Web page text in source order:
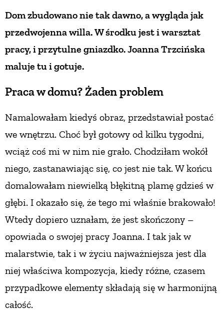
Dom zbudowano nie tak dawno, a wygląda jak
przedwojenna willa.W środku jest i warsztat
pracy, i przytulne gniazdko.Joanna Trzcińska
maluje tu i gotuje.
Praca w domu? Żaden problem
Namalowałam kiedyś obraz, przedstawiał postać
we wnętrzu. Choć był gotowy od kilku tygodni,
wciąż coś mi w nim nie grało. Chodziłam wokół
niego, zastanawiając się, co jest nie tak. W końcu
domalowałam niewielką błękitną plamę gdzieś w
głębi. I okazało się, że tego mi właśnie brakowało!
Wtedy dopiero uznałam, że jest skończony –
opowiada o swojej pracy Joanna. I tak jak w
malarstwie, tak i w życiu najważniejsza jest dla
niej właściwa kompozycja, kiedy różne, czasem
przypadkowe elementy składają się w harmonijną
całość.
ZWIERZĘTA DOMOWE
ZWIERZĘTA W NATURZE
KRAJOBRAZ
RĘKODZIEŁO
RZEMIOSŁO
ZWYCZAJE
ZRÓB TO SAM
PRZEPISY